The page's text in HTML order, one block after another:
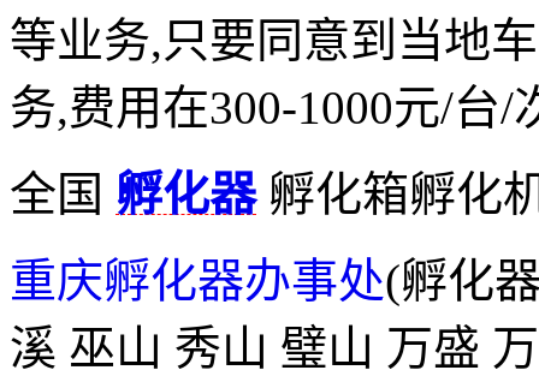
等业务,只要同意到当地
务,费用在300-1000元/台/
全国 孵化器孵化箱孵化
重庆孵化器办事处(孵化
溪 巫山 秀山 璧山 万盛